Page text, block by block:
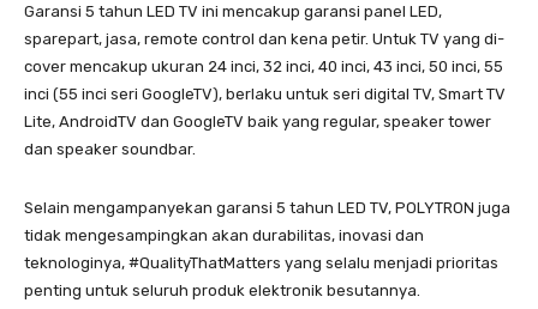
Garansi 5 tahun LED TV ini mencakup garansi panel LED,
sparepart, jasa, remote control dan kena petir. Untuk TV yang di-
cover mencakup ukuran 24 inci, 32 inci, 40 inci, 43 inci, 50 inci, 55
inci (55 inci seri GoogleTV), berlaku untuk seri digital TV, Smart TV
Lite, AndroidTV dan GoogleTV baik yang regular, speaker tower
dan speaker soundbar.
Selain mengampanyekan garansi 5 tahun LED TV, POLYTRON juga
tidak mengesampingkan akan durabilitas, inovasi dan
teknologinya, #QualityThatMatters yang selalu menjadi prioritas
penting untuk seluruh produk elektronik besutannya.